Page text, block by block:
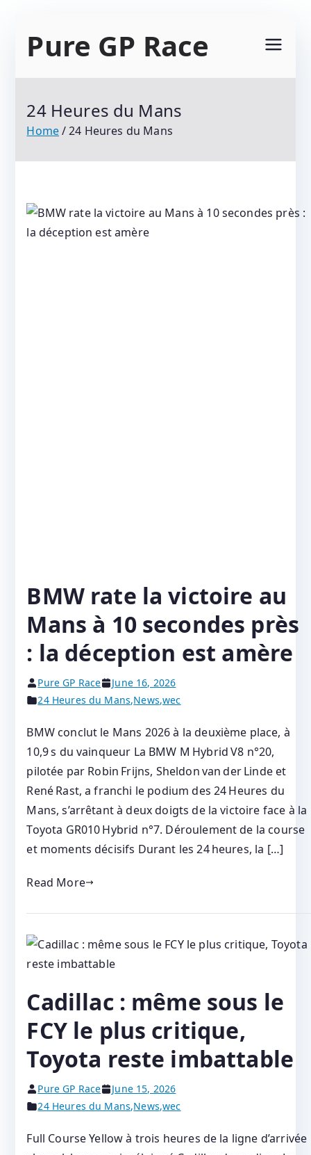
Pure GP Race
Tous Les Protagonistes Du Motocyclisme.
Résultats Et Classements
24 Heures du Mans
Home 24 Heures du Mans
BMW rate la victoire au
Mans à 10 secondes près
: la déception est amère
Pure GP Race
June 16, 2026
24 Heures du Mans,News,wec
BMW conclut le Mans 2026 à la deuxième place, à
10,9 s du vainqueur La BMW M Hybrid V8 n°20,
pilotée par Robin Frijns, Sheldon van der Linde et
René Rast, a franchi le podium des 24 Heures du
Mans, s’arrêtant à deux doigts de la victoire face à la
Toyota GR010 Hybrid n°7. Déroulement de la course
et moments décisifs Durant les 24 heures, la […]
Read More
Cadillac : même sous le
FCY le plus critique,
Toyota reste imbattable
Pure GP Race
June 15, 2026
24 Heures du Mans,News,wec
Full Course Yellow à trois heures de la ligne d’arrivée